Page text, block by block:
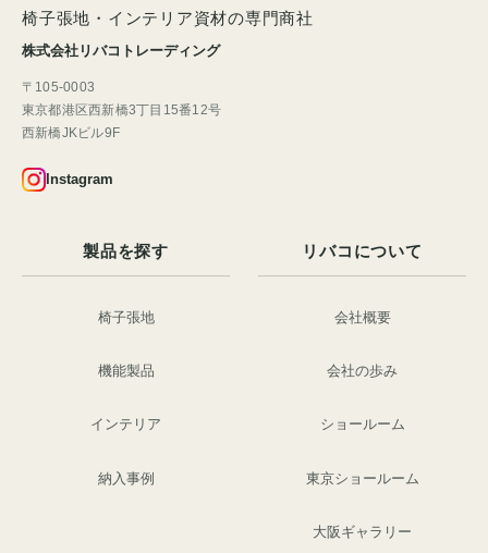
椅子張地・インテリア資材の専門商社
株式会社リバコトレーディング
〒105-0003
東京都港区西新橋3丁目15番12号
西新橋JKビル9F
Instagram
製品を探す
椅子張地
機能製品
インテリア
納入事例
リバコについて
会社概要
会社の歩み
ショールーム
東京ショールーム
大阪ギャラリー